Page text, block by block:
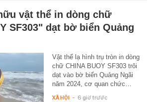
vật thể in dòng chữ
SF303" dạt bờ biển Quảng
Vật thể lạ hình trụ tròn in dòng
chữ CHINA BUOY SF303 trôi
dạt vào bờ biển Quảng Ngãi
năm 2024, cơ quan chức…
XÃ HỘI - 6 giờ trước